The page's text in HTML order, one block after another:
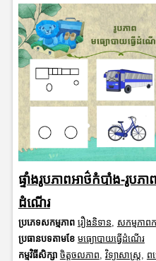
ផ្ទាំងរូបភាពអាថ៌កំបាំង-រូបភា
ដំណើរ
ប្រភេទសកម្មភាព រឿងនិទាន សកម្មភាព
ប្រធានបទតាមខែ មធ្យោបាយធ្វើដំណើរ
កម្មវិធីសិក្សា ចិត្តចលភាព វិទ្យាសាស្រ្ត ព